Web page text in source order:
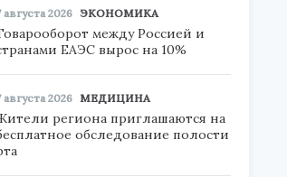
августа 2026 ЭКОНОМИКА
между Россией и
ЕАЭС вырос на 10%
августа 2026 МЕДИЦИНА
региона приглашаются на
обследование полости